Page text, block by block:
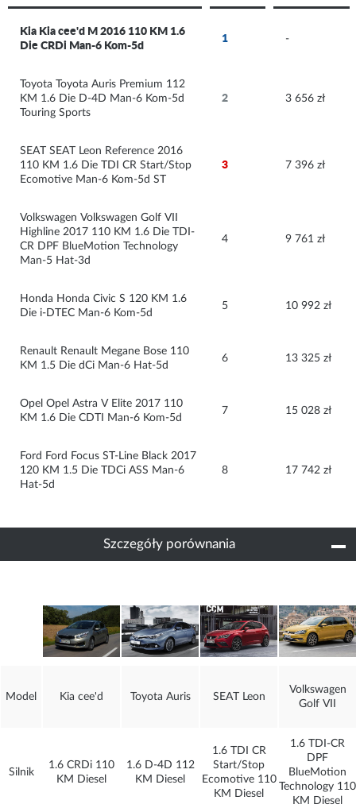
Kia Kia cee'd M 2016 110 KM 1.6
Die CRDi Man-6 Kom-5d
1 -
Toyota Toyota Auris Premium 112
KM 1.6 Die D-4D Man-6 Kom-5d
Touring Sports
2 3 656 zł
SEAT SEAT Leon Reference 2016
110 KM 1.6 Die TDI CR Start/Stop
Ecomotive Man-6 Kom-5d ST
3 7 396 zł
Volkswagen Volkswagen Golf VII
Highline 2017 110 KM 1.6 Die TDI-
CR DPF BlueMotion Technology
Man-5 Hat-3d
4 9 761 zł
Honda Honda Civic S 120 KM 1.6
Die i-DTEC Man-6 Kom-5d
5 10 992 zł
Renault Renault Megane Bose 110
KM 1.5 Die dCi Man-6 Hat-5d
6 13 325 zł
Opel Opel Astra V Elite 2017 110
KM 1.6 Die CDTI Man-6 Kom-5d
7 15 028 zł
Ford Ford Focus ST-Line Black 2017
120 KM 1.5 Die TDCi ASS Man-6
Hat-5d
8 17 742 zł
Szczegóły porównania
Model Kia cee'd Toyota Auris SEAT Leon
Volkswagen
Golf VII
Silnik
1.6 CRDi 110
KM Diesel
1.6 D-4D 112
KM Diesel
1.6 TDI CR
Start/Stop
Ecomotive 110
KM Diesel
1.6 TDI-CR
DPF
BlueMotion
Technology 110
KM Diesel